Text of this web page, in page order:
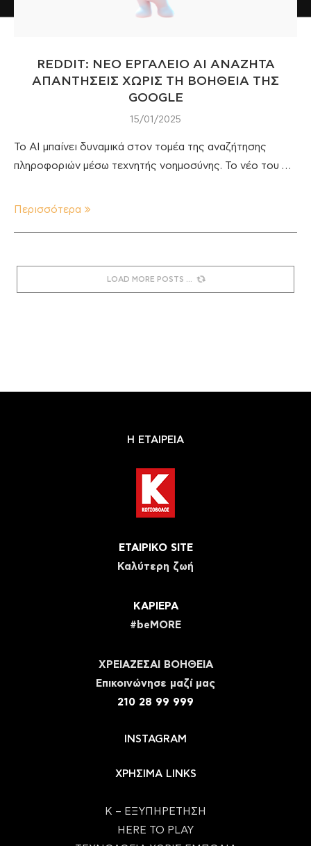
REDDIT: ΝΕΟ ΕΡΓΑΛΕΙΟ AI ΑΝΑΖΗΤΑ
ΑΠΑΝΤΗΣΕΙΣ ΧΩΡΙΣ ΤΗ ΒΟΗΘΕΙΑ ΤΗΣ
GOOGLE
15/01/2025
Το AI μπαίνει δυναμικά στον τομέα της αναζήτησης
πληροφοριών μέσω τεχνητής νοημοσύνης. Το νέο του …
Περισσότερα
LOAD MORE POSTS
Η ΕΤΑΙΡΕΙΑ
ΕΤΑΙΡΙΚΟ SITE
Καλύτερη ζωή
ΚΑΡΙΕΡΑ
#beMORE
ΧΡΕΙΑΖΕΣΑΙ ΒΟΗΘΕΙΑ
Eπικοινώνησε μαζί μας
210 28 99 999
INSTAGRAM
ΧΡΗΣΙΜΑ LINKS
Κ – ΕΞΥΠΗΡΕΤΗΣΗ
HERE TO PLAY